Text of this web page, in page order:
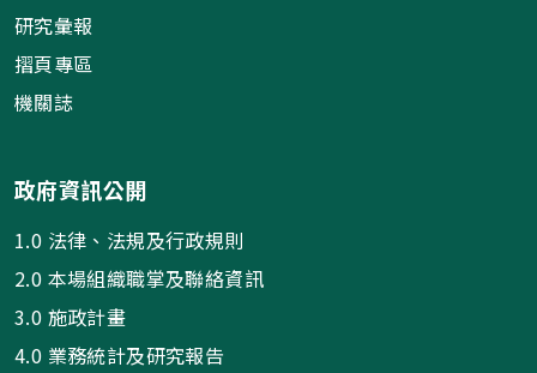
研究彙報
摺頁專區
機關誌
政府資訊公開
1.0 法律、法規及行政規則
2.0 本場組織職掌及聯絡資訊
3.0 施政計畫
4.0 業務統計及研究報告